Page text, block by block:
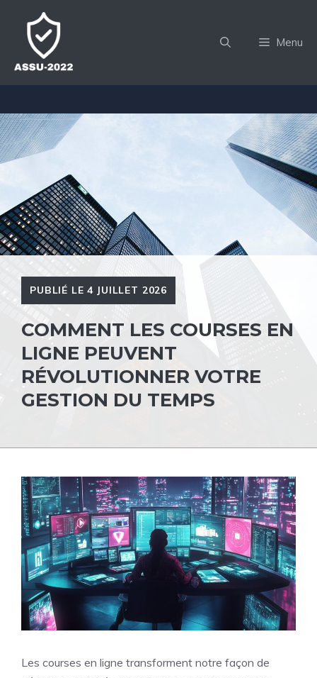
contenu
Menu
PUBLIÉ LE4 JUILLET 2026
COMMENT LES COURSES EN
LIGNE PEUVENT
RÉVOLUTIONNER VOTRE
GESTION DU TEMPS
Les courses en ligne transforment notre façon de